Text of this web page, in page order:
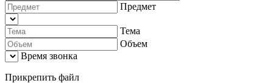
Предмет
Тема
Объем
Время звонка
Прикрепить файл